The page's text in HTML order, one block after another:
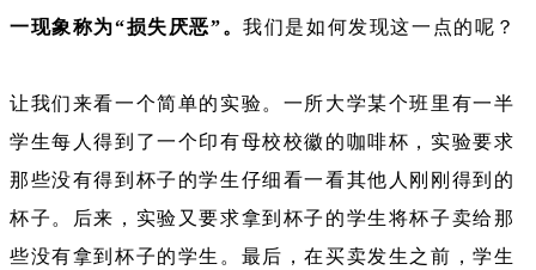
一现象称为“损失厌恶”。我们是如何发现这一点的呢？
让我们来看一个简单的实验。一所大学某个班里有一半
学生每人得到了一个印有母校校徽的咖啡杯，实验要求
那些没有得到杯子的学生仔细看一看其他人刚刚得到的
杯子。后来，实验又要求拿到杯子的学生将杯子卖给那
些没有拿到杯子的学生。最后，在买卖发生之前，学生